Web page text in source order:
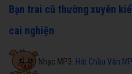
Bạn trai cũ thường xuyên
cai nghiện
Nhạc MP3: Hát Chầu Văn